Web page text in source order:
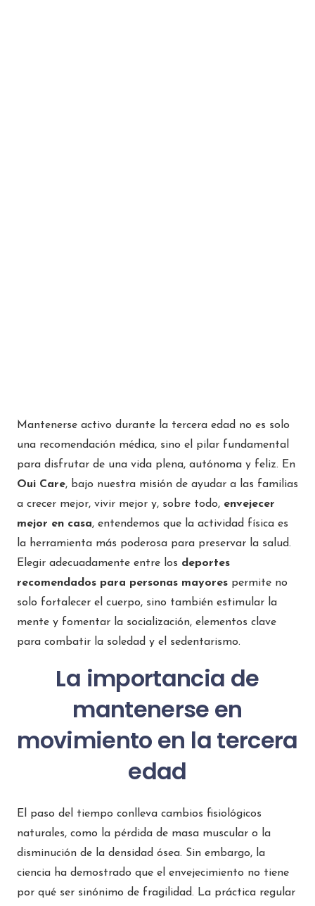
Mantenerse activo durante la tercera edad no es solo
una recomendación médica, sino el pilar fundamental
para disfrutar de una vida plena, autónoma y feliz. En
Oui Care, bajo nuestra misión de ayudar a las familias
a crecer mejor, vivir mejor y, sobre todo, envejecer
mejor en casa, entendemos que la actividad física es
la herramienta más poderosa para preservar la salud.
Elegir adecuadamente entre los deportes
recomendados para personas mayores permite no
solo fortalecer el cuerpo, sino también estimular la
mente y fomentar la socialización, elementos clave
para combatir la soledad y el sedentarismo.
La importancia de
mantenerse en
movimiento en la tercera
edad
El paso del tiempo conlleva cambios fisiológicos
naturales, como la pérdida de masa muscular o la
disminución de la densidad ósea. Sin embargo, la
ciencia ha demostrado que el envejecimiento no tiene
por qué ser sinónimo de fragilidad. La práctica regular